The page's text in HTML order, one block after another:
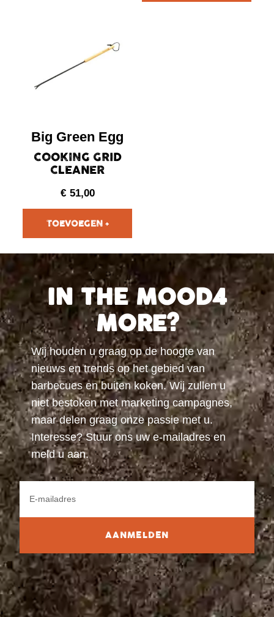
Big Green Egg
COOKING GRID
CLEANER
€ 51,00
IN THE MOOD4
MORE?
Wij houden u graag op de hoogte van
nieuws en trends op het gebied van
barbecues en buiten koken. Wij zullen u
niet bestoken met marketing campagnes,
maar delen graag onze passie met u.
Interesse? Stuur ons uw e-mailadres en
meld u aan.
AANMELDEN